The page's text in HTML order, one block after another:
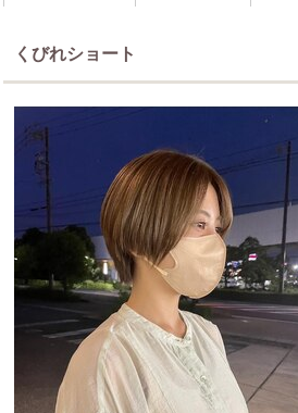
くびれショート